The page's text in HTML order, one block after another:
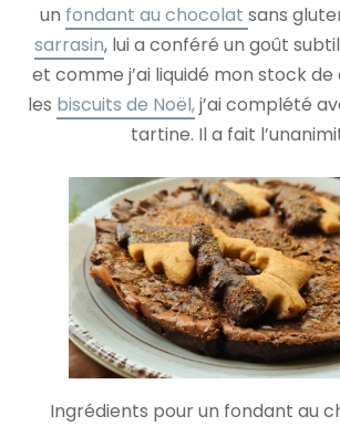
un fondant au chocolat sans
sarrasin, lui a conféré un goût
et comme j’ai liquidé mon stock
les biscuits de Noël,j’ai complété
tartine. Il a fait
Ingrédients pour un fondant au